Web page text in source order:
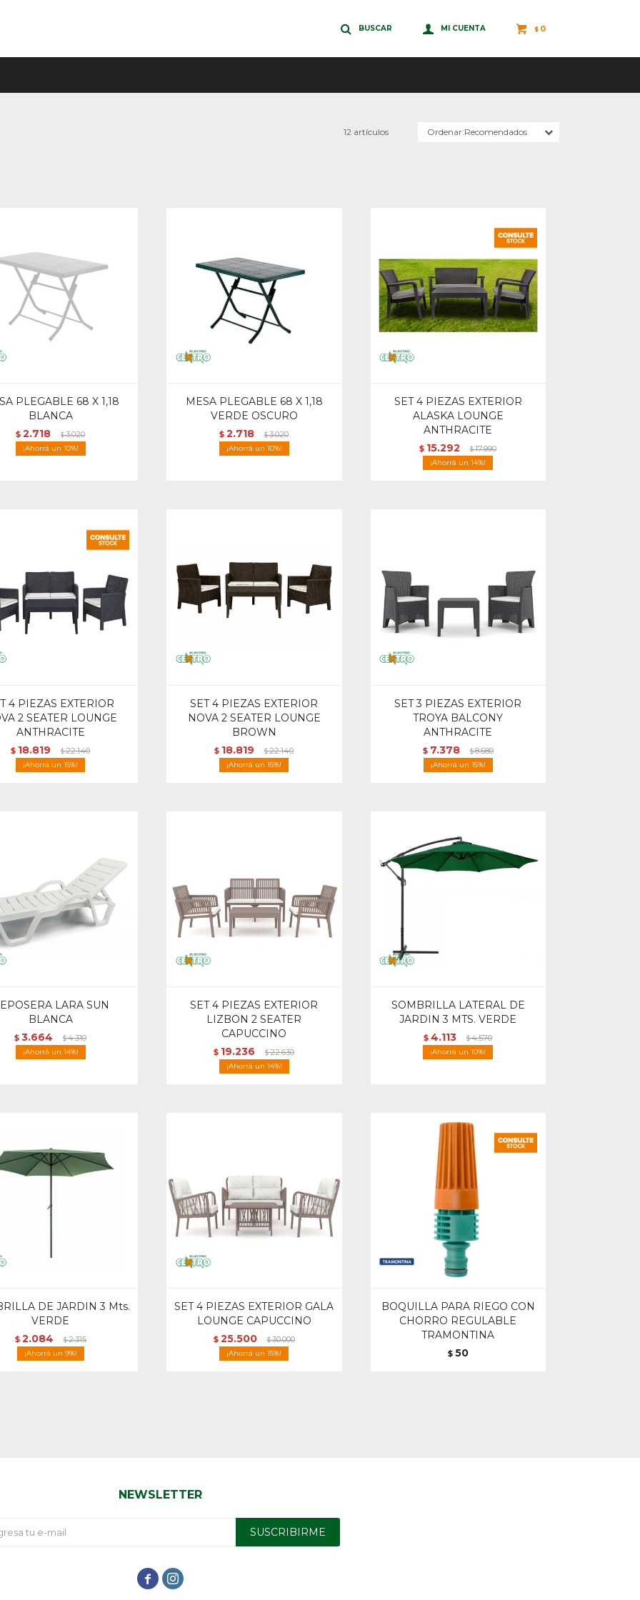
$ 0
12 artículos Recomendados
PLEGABLE 68 X 1,18
BLANCA
$ 2.718 $3.020
10
MESA PLEGABLE 68 X 1,18
VERDE OSCURO
$ 2.718 $3.020
10
SET 4 PIEZAS EXTERIOR
ALASKA LOUNGE
ANTHRACITE
$ 15.292 $17.990
14
4 PIEZAS EXTERIOR
2 SEATER LOUNGE
ANTHRACITE
$ 18.819 $22.140
15
SET 4 PIEZAS EXTERIOR
NOVA 2 SEATER LOUNGE
BROWN
$ 18.819 $22.140
15
SET 3 PIEZAS EXTERIOR
TROYA BALCONY
ANTHRACITE
$ 7.378 $8.680
15
LARA SUN
BLANCA
$ 3.664 $4.310
14
SET 4 PIEZAS EXTERIOR
LIZBON 2 SEATER
CAPUCCINO
$ 19.236 $22.630
14
SOMBRILLA LATERAL DE
JARDIN 3 MTS. VERDE
$ 4.113 $4.570
10
DE JARDIN 3 Mts.
VERDE
$ 2.084 $2.315
9
SET 4 PIEZAS EXTERIOR GALA
LOUNGE CAPUCCINO
$ 25.500 $30.000
15
BOQUILLA PARA RIEGO CON
CHORRO REGULABLE
TRAMONTINA
$ 50
NEWSLETTER
SUSCRIBIRME
 